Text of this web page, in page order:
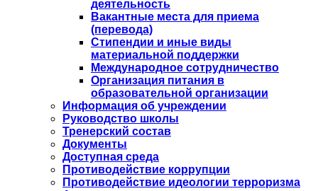
деятельность
Вакантные места для приема
(перевода)
Стипендии и иные виды
материальной поддержки
Международное сотрудничество
Организация питания в
образовательной организации
Информация об учреждении
Руководство школы
Тренерский состав
Документы
Доступная среда
Противодействие коррупции
Противодействие идеологии терроризма